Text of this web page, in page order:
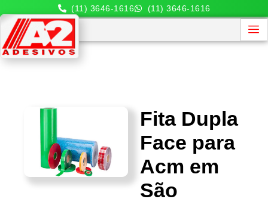
(11) 3646-1616 (11) 3646-1616
Fita Dupla
Face para
Acm em
São